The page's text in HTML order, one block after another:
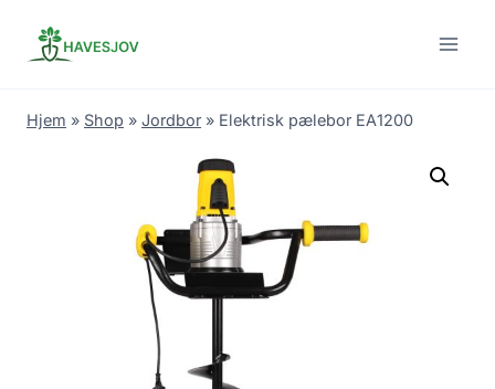
Hjem » Shop » Jordbor » Elektrisk pælebor EA1200